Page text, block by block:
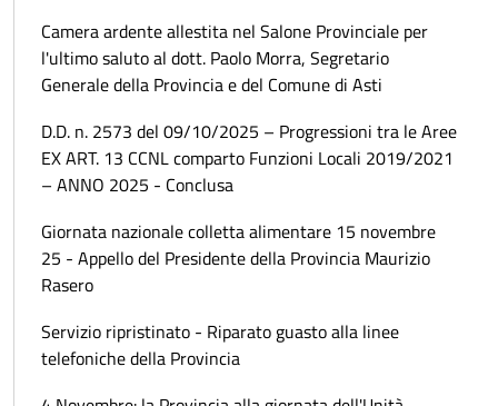
Camera ardente allestita nel Salone Provinciale per
l'ultimo saluto al dott. Paolo Morra, Segretario
Generale della Provincia e del Comune di Asti
D.D. n. 2573 del 09/10/2025 – Progressioni tra le Aree
EX ART. 13 CCNL comparto Funzioni Locali 2019/2021
– ANNO 2025 - Conclusa
Giornata nazionale colletta alimentare 15 novembre
25 - Appello del Presidente della Provincia Maurizio
Rasero
Servizio ripristinato - Riparato guasto alla linee
telefoniche della Provincia